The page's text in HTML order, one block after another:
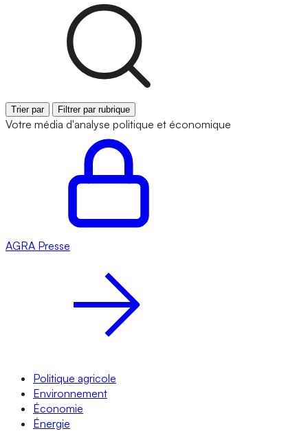
Trier par Filtrer par rubrique
Votre média d'analyse politique et économique
AGRA Presse
Politique agricole
Environnement
Économie
Énergie